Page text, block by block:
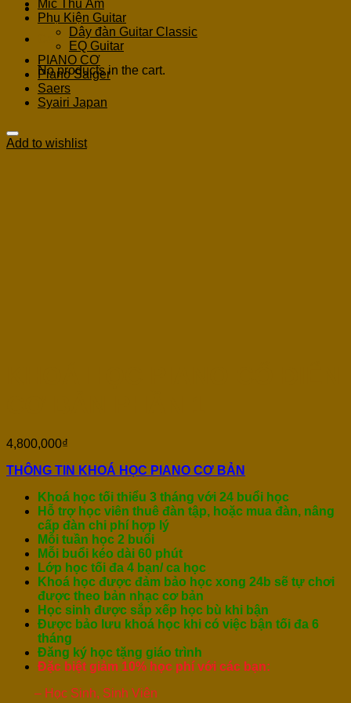
Cart
No products in the cart.
Mic Thu Âm
Phụ Kiện Guitar
Dây đàn Guitar Classic
EQ Guitar
PIANO CƠ
Piano Saiger
Saers
Syairi Japan
Add to wishlist
4,800,000₫
THÔNG TIN KHOÁ HỌC PIANO CƠ BẢN
Khoá học tối thiểu 3 tháng với 24 buổi học
Hỗ trợ học viên thuê đàn tập, hoặc mua đàn, nâng
cấp đàn chi phí hợp lý
Mỗi tuần học 2 buổi
Mỗi buổi kéo dài 60 phút
Lớp học tối đa 4 bạn/ ca học
Khoá học được đảm bảo học xong 24b sẽ tự chơi
được theo bản nhạc cơ bản
Học sinh được sắp xếp học bù khi bận
Được bảo lưu khoá học khi có việc bận tối đa 6
tháng
Đăng ký học tặng giáo trình
Đặc biệt giảm 10% học phí với các bạn:
– Học Sinh, Sinh Viên